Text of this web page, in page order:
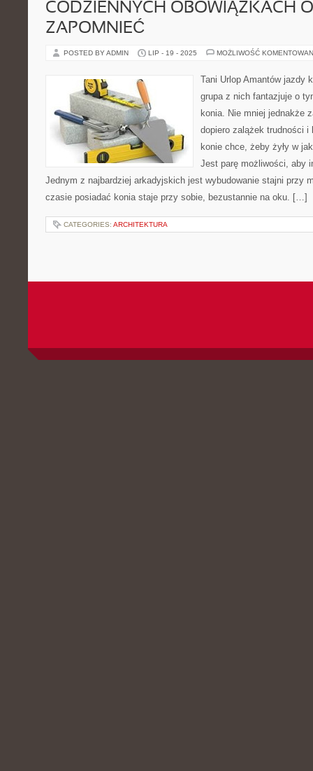
CODZIENNYCH OBOWIĄZKACH
ZAPOMNIEĆ
POSTED BY ADMIN LIP - 19 - 2025 MOŻLIWOŚĆ
Tani Urlop Amantów jazdy
grupa z nich fantazjuje o
konia. Nie mniej jednakże
dopiero zalążek trudności i
konie chce, żeby żyły w
Jest parę możliwości, aby
Jednym z najbardziej arkadyjskich jest wybudowanie stajni przy
czasie posiadać konia staje przy sobie, bezustannie na oku. […]
CATEGORIES: ARCHITEKTURA